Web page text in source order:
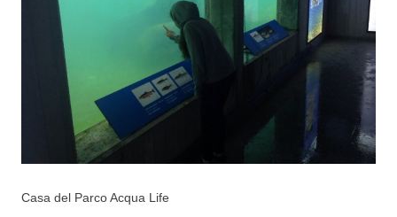
Casa del Parco Acqua Life